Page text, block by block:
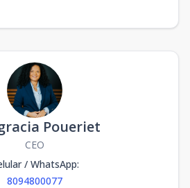
Poueriet
CEO
/ WhatsApp:
8094800077